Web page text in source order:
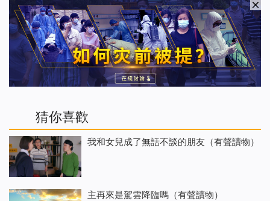
猜你喜歡
我和女兒成了無話不談的朋友（有聲讀物）
主再來是駕雲降臨嗎（有聲讀物）